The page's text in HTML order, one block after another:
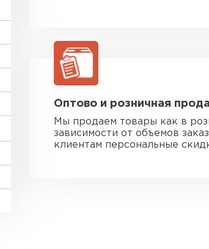
Оптово и розничная
Мы продаем товары как в
зависимости от объемов
клиентам персональные